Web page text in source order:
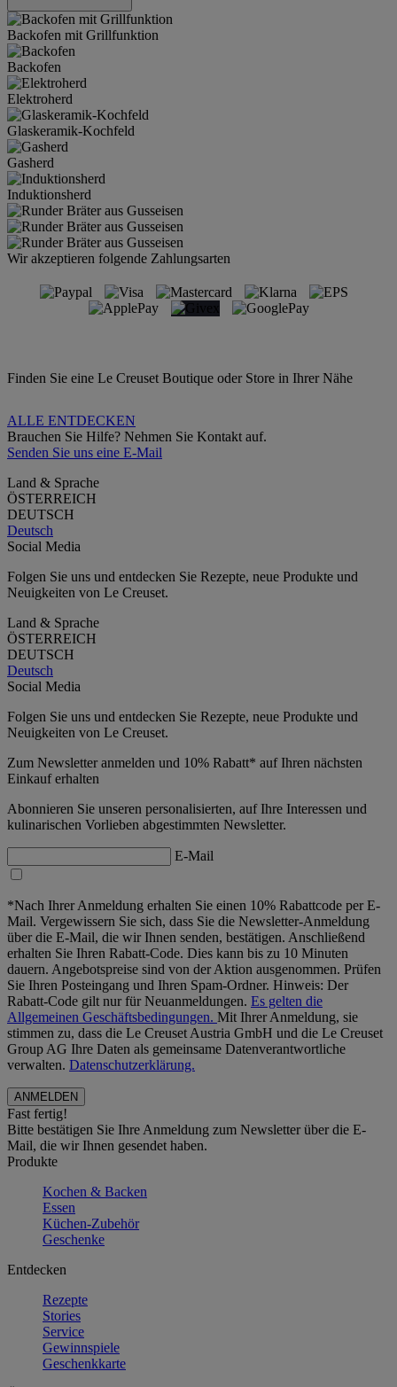
Backofen mit Grillfunktion
Backofen
Elektroherd
Glaskeramik-Kochfeld
Gasherd
Induktionsherd
Wir akzeptieren folgende Zahlungsarten
Finden Sie eine Le Creuset Boutique oder Store in Ihrer Nähe
ALLE ENTDECKEN
Brauchen Sie Hilfe? Nehmen Sie Kontakt auf.
Senden Sie uns eine E-Mail
Land & Sprache
ÖSTERREICH
DEUTSCH
Deutsch
Social Media
Folgen Sie uns und entdecken Sie Rezepte, neue Produkte und
Neuigkeiten von Le Creuset.
Land & Sprache
ÖSTERREICH
DEUTSCH
Deutsch
Social Media
Folgen Sie uns und entdecken Sie Rezepte, neue Produkte und
Neuigkeiten von Le Creuset.
Zum Newsletter anmelden und 10% Rabatt* auf Ihren nächsten
Einkauf erhalten
Abonnieren Sie unseren personalisierten, auf Ihre Interessen und
kulinarischen Vorlieben abgestimmten Newsletter.
E-Mail
*Nach Ihrer Anmeldung erhalten Sie einen 10% Rabattcode per E-
Mail. Vergewissern Sie sich, dass Sie die Newsletter-Anmeldung
über die E-Mail, die wir Ihnen senden, bestätigen. Anschließend
erhalten Sie Ihren Rabatt-Code. Dies kann bis zu 10 Minuten
dauern. Angebotspreise sind von der Aktion ausgenommen. Prüfen
Sie Ihren Posteingang und Ihren Spam-Ordner. Hinweis: Der
Rabatt-Code gilt nur für Neuanmeldungen. Es gelten die
Allgemeinen Geschäftsbedingungen. Mit Ihrer Anmeldung, sie
stimmen zu, dass die Le Creuset Austria GmbH und die Le Creuset
Group AG Ihre Daten als gemeinsame Datenverantwortliche
verwalten. Datenschutzerklärung.
Fast fertig!
Bitte bestätigen Sie Ihre Anmeldung zum Newsletter über die E-
Mail, die wir Ihnen gesendet haben.
Produkte
Kochen & Backen
Essen
Küchen-Zubehör
Geschenke
Entdecken
Rezepte
Stories
Service
Gewinnspiele
Geschenkkarte